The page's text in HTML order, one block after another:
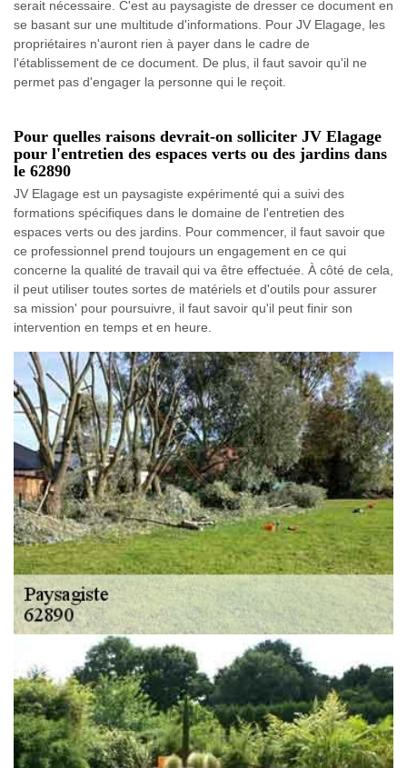
serait nécessaire. C'est au paysagiste de dresser ce document en
se basant sur une multitude d'informations. Pour JV Elagage, les
propriétaires n'auront rien à payer dans le cadre de
l'établissement de ce document. De plus, il faut savoir qu'il ne
permet pas d'engager la personne qui le reçoit.
Pour quelles raisons devrait-on solliciter JV Elagage
pour l'entretien des espaces verts ou des jardins dans
le 62890
JV Elagage est un paysagiste expérimenté qui a suivi des
formations spécifiques dans le domaine de l'entretien des
espaces verts ou des jardins. Pour commencer, il faut savoir que
ce professionnel prend toujours un engagement en ce qui
concerne la qualité de travail qui va être effectuée. À côté de cela,
il peut utiliser toutes sortes de matériels et d'outils pour assurer
sa mission' pour poursuivre, il faut savoir qu'il peut finir son
intervention en temps et en heure.